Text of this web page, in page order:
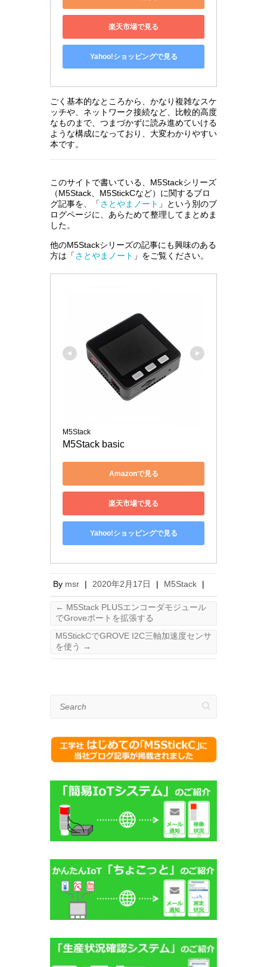
楽天市場で見る
Yahoo!ショッピングで見る
ごく基本的なところから、かなり複雑なスケ
ッチや、ネットワーク接続など、比較的高度
なものまで、つまづかずに読み進めていける
ような構成になっており、大変わかりやすい
本です。
このサイトで書いている、M5Stackシリーズ
（M5Stack、M5StickCなど）に関するブロ
グ記事を、「さとやまノート 」という別のブ
ログページに、あらためて整理してまとめま
した。
他のM5Stackシリーズの記事にも興味のある
方は「さとやまノート 」をご覧ください。
M5Stack
M5Stack basic
Amazonで見る
楽天市場で見る
Yahoo!ショッピングで見る
By msr | 2020年2月17日 | M5Stack |
← M5Stack PLUSエンコーダモジュール
でGroveポートを拡張する
M5StickCでGROVE I2C三軸加速度センサ
を使う
→